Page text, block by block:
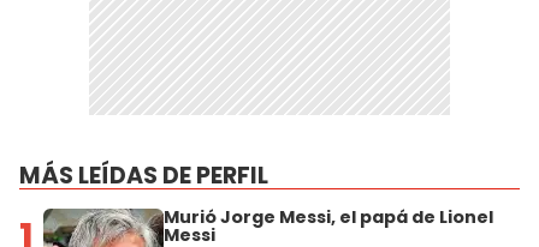
MÁS LEÍDAS DE PERFIL
Murió Jorge Messi, el papá de Lionel
Messi